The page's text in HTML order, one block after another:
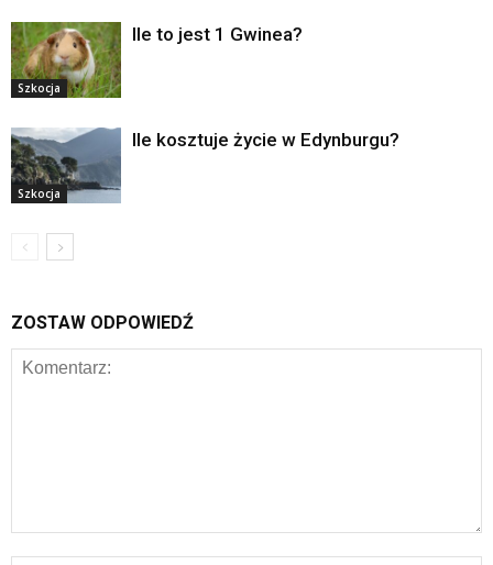
Szkocja
Ile to jest 1 Gwinea?
Szkocja
Ile kosztuje życie w Edynburgu?
ZOSTAW ODPOWIEDŹ